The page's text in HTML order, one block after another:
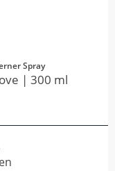
Spray
| 300 ml